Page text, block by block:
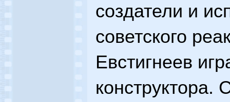
создатели и
советского
Евстигнеев
конструктора.